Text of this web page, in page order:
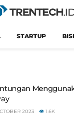
STARTUP
2023 1.6K